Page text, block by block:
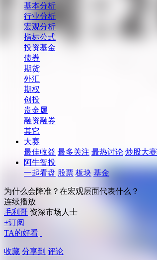
基本分析
行业分析
宏观分析
指标公式
投资基金
债券
期货
外汇
期权
创投
贵金属
融资融券
其它
大赛
最佳收益 最多关注 最热讨论 炒股大赛
阿牛智投
一起看盘 股票 板块 基金
为什么会降准？在宏观层面代表什么？
连续播放
毛利哥 资深市场人士
+订阅
TA的好看
收藏 分享到 评论